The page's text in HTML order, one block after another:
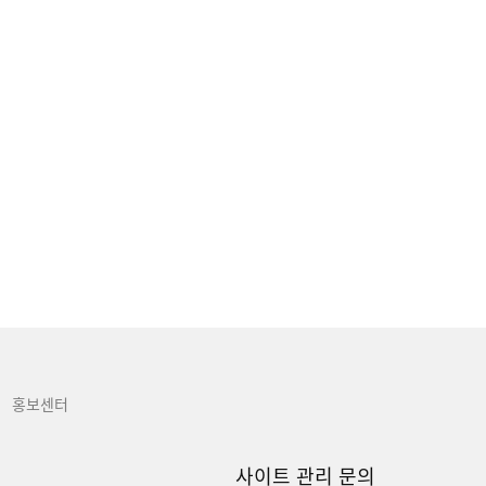
홍보센터
사이트 관리 문의